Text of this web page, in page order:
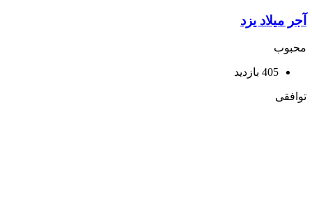
آجر میلاد یزد
محبوب
405 بازدید
توافقی